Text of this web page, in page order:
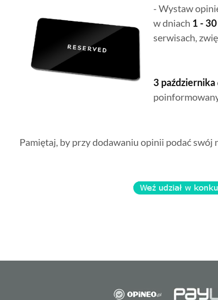
- Wystaw
w dniach 1 -
serwisach,
3 października
Pamiętaj, by przy dodawaniu opinii podać swój